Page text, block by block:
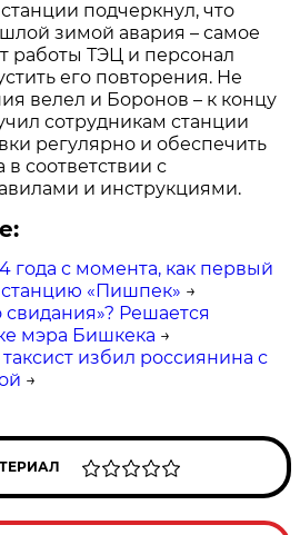
подчеркнул, что
зимой авария – самое
работы ТЭЦ и персонал
его повторения. Не
велел и Боронов – к концу
сотрудникам станции
регулярно и обеспечить
соответствии с
и инструкциями.
года с момента, как первый
«Пишпек» →
Решается
мэра Бишкека →
избил россиянина с
→